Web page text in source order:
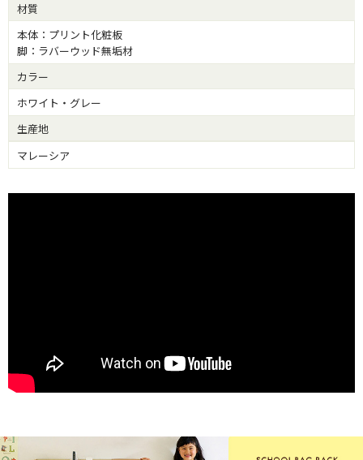
材質
本体：プリント化粧板
脚：ラバーウッド無垢材
カラー
ホワイト・グレー
生産地
マレーシア